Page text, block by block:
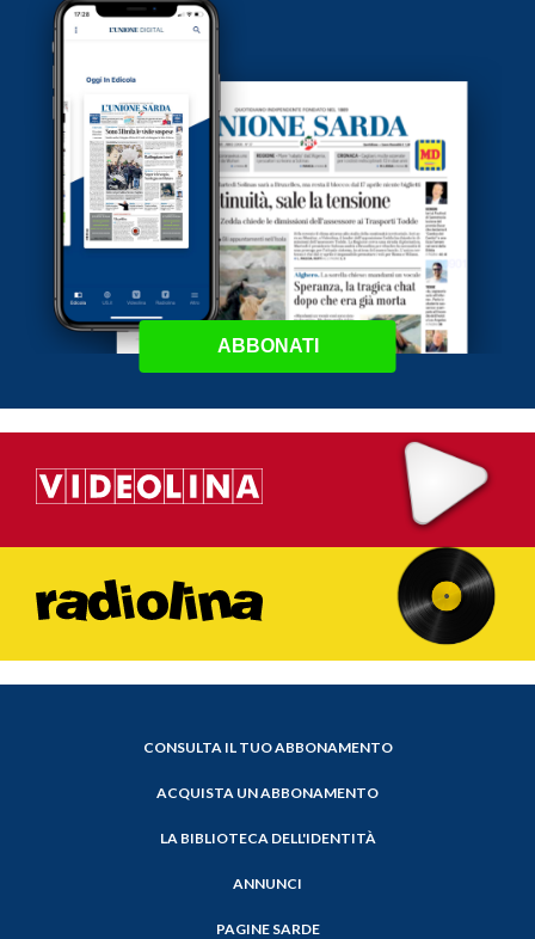
ABBONATI
CONSULTA IL TUO ABBONAMENTO
ACQUISTA UN ABBONAMENTO
LA BIBLIOTECA DELL'IDENTITÀ
ANNUNCI
PAGINE SARDE